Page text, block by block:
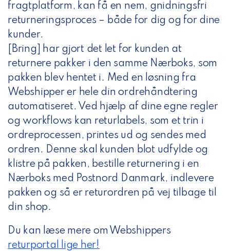
fragtplatform, kan få en nem, gnidningsfri
returneringsproces – både for dig og for dine
kunder.
[Bring] har gjort det let for kunden at
returnere pakker i den samme Nærboks, som
pakken blev hentet i. Med en løsning fra
Webshipper er hele din ordrehåndtering
automatiseret. Ved hjælp af dine egne regler
og workflows kan returlabels, som et trin i
ordreprocessen, printes ud og sendes med
ordren. Denne skal kunden blot udfylde og
klistre på pakken, bestille returnering i en
Nærboks med Postnord Danmark, indlevere
pakken og så er returordren på vej tilbage til
din shop.
Du kan læse mere om Webshippers
returportal lige her!